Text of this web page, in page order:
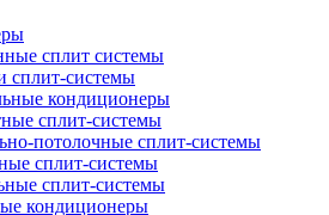
сплит системы
сплит-системы
кондиционеры
сплит-системы
потолочные сплит-системы
сплит-системы
сплит-системы
кондиционеры